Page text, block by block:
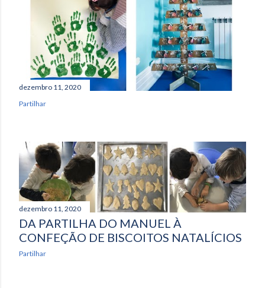
n
s
dezembro 11, 2020
Partilhar
dezembro 11, 2020
DA PARTILHA DO MANUEL À
CONFEÇÃO DE BISCOITOS NATALÍCIOS
Partilhar